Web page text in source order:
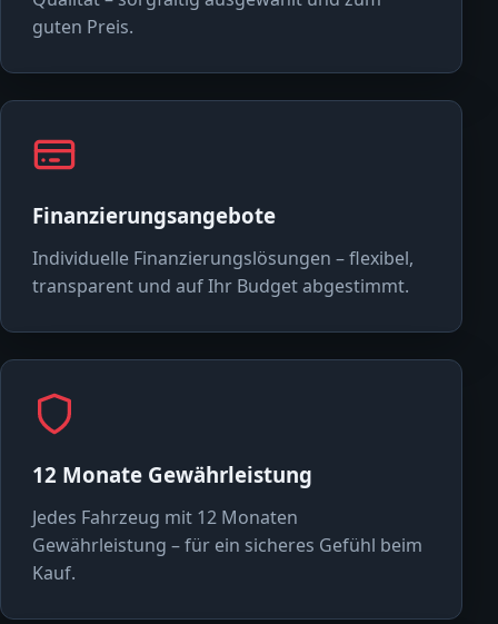
guten Preis.
Finanzierungsangebote
Individuelle Finanzierungslösungen – flexibel,
transparent und auf Ihr Budget abgestimmt.
12 Monate Gewährleistung
Jedes Fahrzeug mit 12 Monaten
Gewährleistung – für ein sicheres Gefühl beim
Kauf.